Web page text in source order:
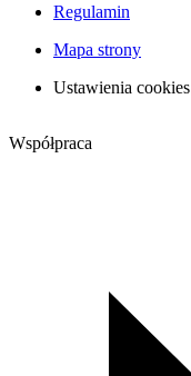
Regulamin
Mapa strony
Ustawienia cookies
Współpraca